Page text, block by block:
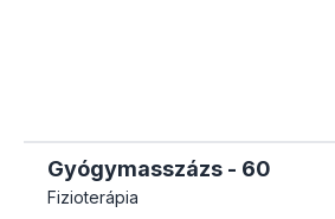
Gyógymasszázs - 60
Fizioterápia